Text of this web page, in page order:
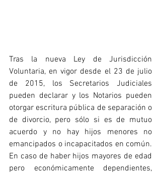
Tras la nueva Ley de Jurisdicción
Voluntaria, en vigor desde el 23 de julio
de 2015, los Secretarios Judiciales
pueden declarar y los Notarios pueden
otorgar escritura pública de separación o
de divorcio, pero sólo si es de mutuo
acuerdo y no hay hijos menores no
emancipados o incapacitados en común.
En caso de haber hijos mayores de edad
pero económicamente dependientes,